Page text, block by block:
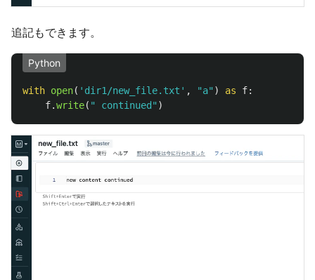
追記もできます。
Python
with open( ' dir1/new_file.txt ' , "a" ) as f:
f.write( " continued " )